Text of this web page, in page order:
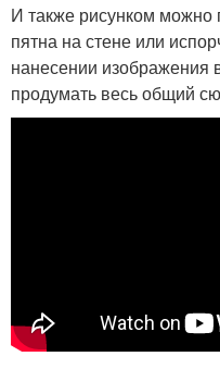
И также рисунком
пятна на стене или
нанесении изображения
продумать весь общий